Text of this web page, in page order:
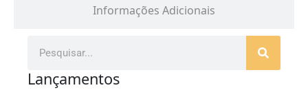
Informações Adicionais
Lançamentos